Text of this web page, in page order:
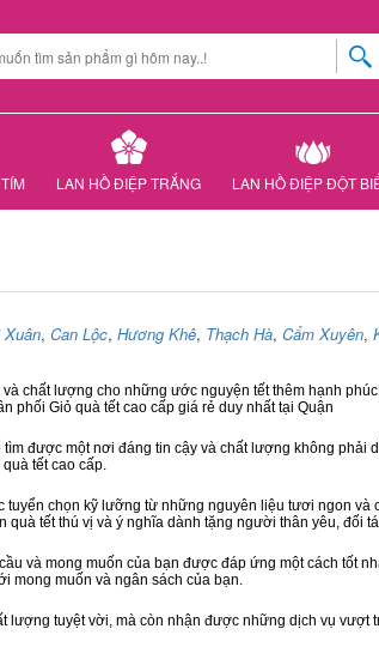
LAN HỒ ĐIỆP TRẮNG LAN HỒ ĐIỆP ĐỘT
Xuân, Can Lộc, Hương Khê, Thạch Hà, Cẩm Xuyên,
chất lượng cho những ước nguyện tết thêm hạnh
phối Giỏ quà tết cao cấp giá rẻ duy nhất tại Quận
được một nơi đáng tin cậy và chất lượng không
tết cao cấp.
chọn kỹ lưỡng từ những nguyên liệu tươi ngon và
tết thú vị và ý nghĩa dành tặng người thân yêu, đối
và mong muốn của bạn được đáp ứng một cách tốt
mong muốn và ngân sách của bạn.
tuyệt vời, mà còn nhận được những dịch vụ vượt